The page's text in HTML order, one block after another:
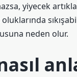
yiyecek
neden olur.